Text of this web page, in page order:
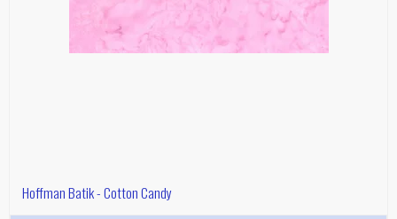
Hoffman Batik - Cotton Candy